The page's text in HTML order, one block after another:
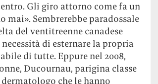
Gli giro attorno come fa un
mai». Sembrerebbe paradossale
del ventitreenne canadese
di esternare la propria
di tutte. Eppure nel 2008,
Ducournau, parigina classe
che le hanno